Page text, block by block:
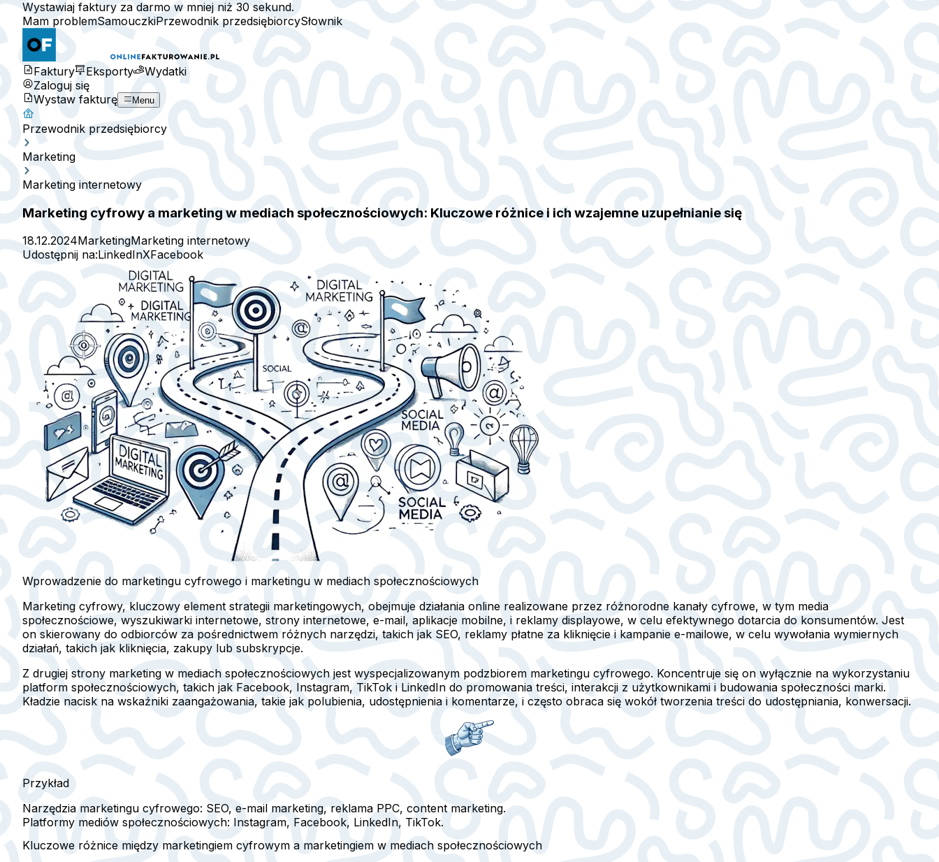
Wystawiaj faktury za darmo w mniej niż 30 sekund.
Mam problemSamouczkiPrzewodnik przedsiębiorcySłownik
Faktury Eksporty
Wydatki
Zaloguj się
Wystaw fakturę
Menu
Przewodnik przedsiębiorcy
Marketing
Marketing internetowy
Marketing cyfrowy a marketing w mediach społecznościowych: Kluczowe różnice i ich wzajemne uzupełnianie się
18.12.2024MarketingMarketing internetowy
Udostępnij na:LinkedInXFacebook
Wprowadzenie do marketingu cyfrowego i marketingu w mediach społecznościowych
Marketing cyfrowy, kluczowy element strategii marketingowych, obejmuje działania online realizowane przez różnorodne kanały cyfrowe, w tym media
społecznościowe, wyszukiwarki internetowe, strony internetowe, e-mail, aplikacje mobilne, i reklamy displayowe, w celu efektywnego dotarcia do konsumentów. Jest
on skierowany do odbiorców za pośrednictwem różnych narzędzi, takich jak SEO, reklamy płatne za kliknięcie i kampanie e-mailowe, w celu wywołania wymiernych
działań, takich jak kliknięcia, zakupy lub subskrypcje.
Z drugiej strony marketing w mediach społecznościowych jest wyspecjalizowanym podzbiorem marketingu cyfrowego. Koncentruje się on wyłącznie na wykorzystaniu
platform społecznościowych, takich jak Facebook, Instagram, TikTok i LinkedIn do promowania treści, interakcji z użytkownikami i budowania społeczności marki.
Kładzie nacisk na wskaźniki zaangażowania, takie jak polubienia, udostępnienia i komentarze, i często obraca się wokół tworzenia treści do udostępniania, konwersacji.
Przykład
Narzędzia marketingu cyfrowego: SEO, e-mail marketing, reklama PPC, content marketing.
Platformy mediów społecznościowych: Instagram, Facebook, LinkedIn, TikTok.
Kluczowe różnice między marketingiem cyfrowym a marketingiem w mediach społecznościowych